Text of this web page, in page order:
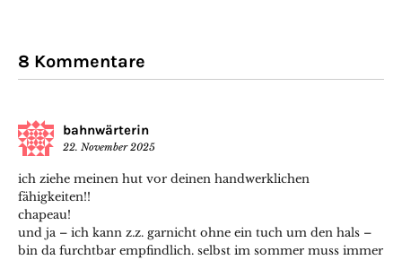
8 Kommentare
bahnwärterin
22. November 2025
ich ziehe meinen hut vor deinen handwerklichen
fähigkeiten!!
chapeau!
und ja – ich kann z.z. garnicht ohne ein tuch um den hals –
bin da furchtbar empfindlich. selbst im sommer muss immer